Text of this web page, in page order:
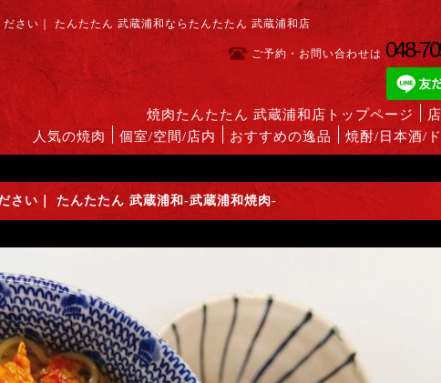
さい｜ たんたたん 武蔵浦和ならたんたたん 武蔵浦和店
ご予約・お問い合わせは 048-
焼肉たんたたん 武蔵浦和店トップページ
焼酎/日本酒/
おすすめの逸品
個室/空間/店内
人気の焼肉
さい｜ たんたたん 武蔵浦和-武蔵浦和焼肉-